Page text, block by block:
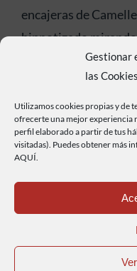
Gestionar
las Cookies
Utilizamos cookies propias y de
ofrecerte una mejor experiencia
perfil elaborado a partir de tus
visitadas). Puedes obtener más
AQUÍ.
encajeras de
hipnotizado
complicado labor!